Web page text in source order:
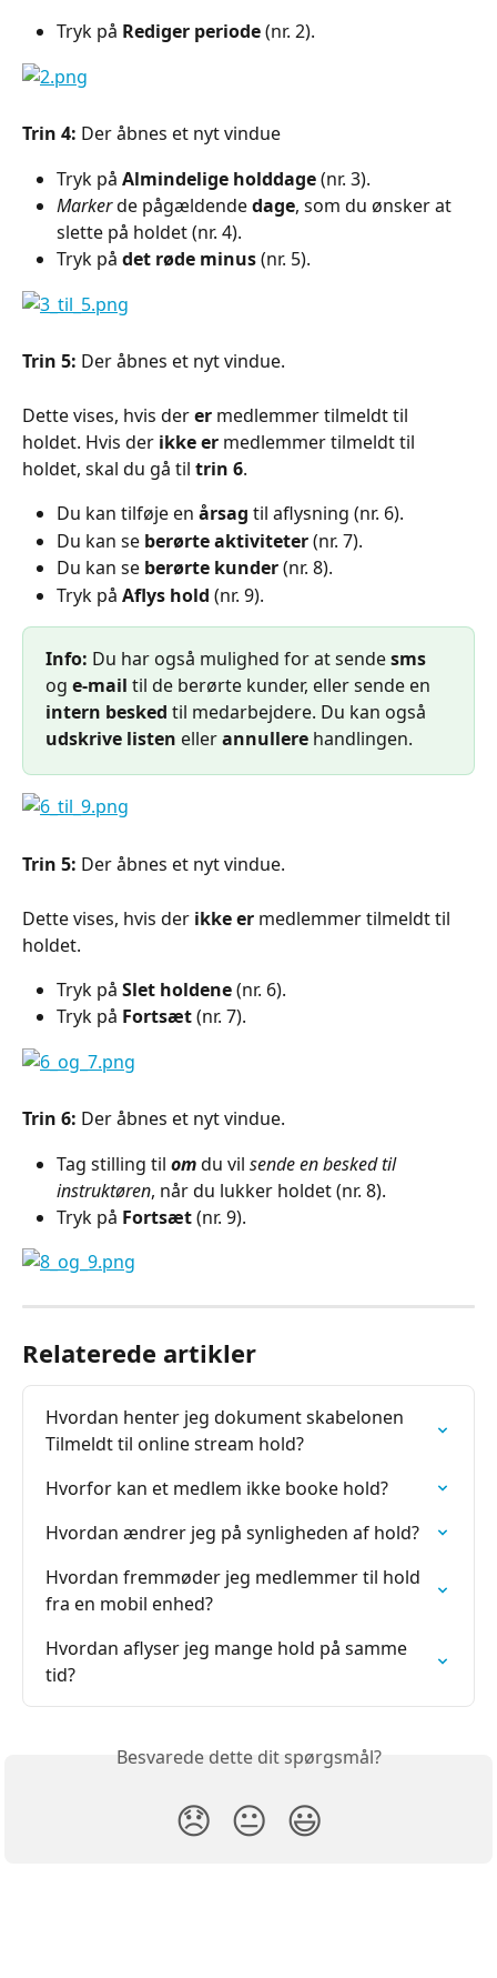
Tryk på Rediger periode (nr. 2).
Trin 4: Der åbnes et nyt vindue
Tryk på Almindelige holddage (nr. 3).
Marker de pågældende dage, som du ønsker at
slette på holdet (nr. 4).
Tryk på det røde minus (nr. 5).
Trin 5: Der åbnes et nyt vindue.
Dette vises, hvis der er medlemmer tilmeldt til
holdet. Hvis der ikke er medlemmer tilmeldt til
holdet, skal du gå til trin 6.
Du kan tilføje en årsag til aflysning (nr. 6).
Du kan se berørte aktiviteter (nr. 7).
Du kan se berørte kunder (nr. 8).
Tryk på Aflys hold (nr. 9).
Info: Du har også mulighed for at sende sms
og e-mail til de berørte kunder, eller sende en
intern besked til medarbejdere. Du kan også
udskrive listen eller annullere handlingen.
Trin 5: Der åbnes et nyt vindue.
Dette vises, hvis der ikke er medlemmer tilmeldt til
holdet.
Tryk på Slet holdene (nr. 6).
Tryk på Fortsæt (nr. 7).
Trin 6: Der åbnes et nyt vindue.
Tag stilling til om du vil sende en besked til
instruktøren, når du lukker holdet (nr. 8).
Tryk på Fortsæt (nr. 9).
Relaterede artikler
Hvordan henter jeg dokument skabelonen
Tilmeldt til online stream hold?
Hvorfor kan et medlem ikke booke hold?
Hvordan ændrer jeg på synligheden af hold?
Hvordan fremmøder jeg medlemmer til hold
fra en mobil enhed?
Hvordan aflyser jeg mange hold på samme
tid?
Besvarede dette dit spørgsmål?
😞 😐 😃